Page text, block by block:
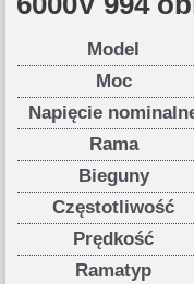
Model
Moc
Napięcie
Rama
Bieguny
Częstotliwość
Prędkość
Ramatyp